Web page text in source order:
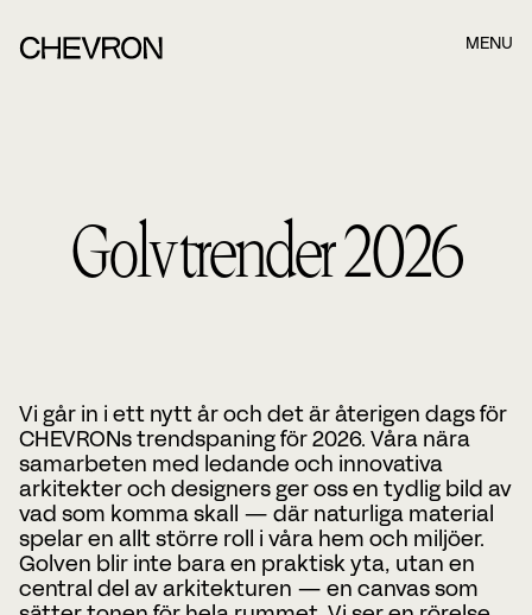
MENU
Golvtrender 2026
Vi går in i ett nytt år och det är återigen dags för
CHEVRONs trendspaning för 2026. Våra nära
samarbeten med ledande och innovativa
arkitekter och designers ger oss en tydlig bild av
vad som komma skall — där naturliga material
spelar en allt större roll i våra hem och miljöer.
Golven blir inte bara en praktisk yta, utan en
central del av arkitekturen — en canvas som
konsulter att kontakta dig. När du har fyllt i formuläret
nedan kommer våra konsulter.
E-post
Telefonnummer